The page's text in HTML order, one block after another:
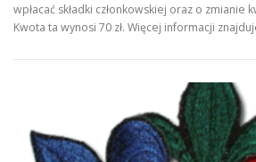
wpłacać składki członkowskiej oraz o zmianie
Kwota ta wynosi 70 zł. Więcej informacji